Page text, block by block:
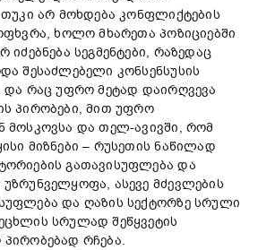
თუკი არ მოხდება კონფლიქტების
ხოლო მხარეთა პოზიციებში
იძებნება სეგმენტები, რაზედაც
შესაძლებელი კონსენსუსის
და რაც უფრო მეტად დაირღვევა
პირობები, მით უფრო
მოსკოვსა და თელ-ავივში, რომ
მიზნები – რუსეთის ნაწილად
გათავისუფლება და
ასევე მძევლების
და ღაზის სექტორზე სრული
სრულად შეწყვეტის
რჩება.